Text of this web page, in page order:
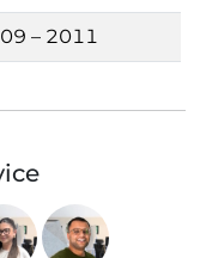
– 2011